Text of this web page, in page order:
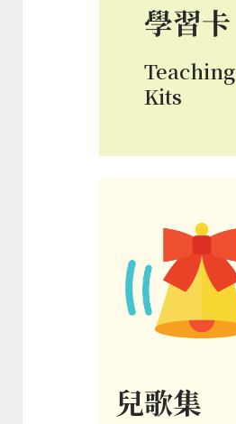
學習卡
Teaching
Kits
兒歌集